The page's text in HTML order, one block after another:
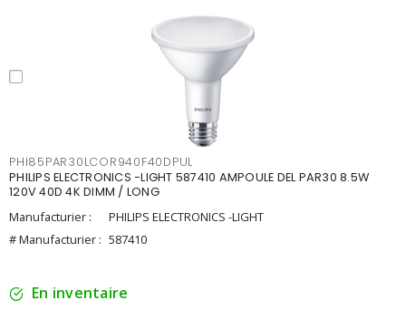
PHI85PAR30LCOR940F40DPUL
PHILIPS ELECTRONICS -LIGHT 587410 AMPOULE DEL PAR30 8.5W
120V 40D 4K DIMM / LONG
Manufacturier :
PHILIPS ELECTRONICS -LIGHT
# Manufacturier : 587410
En inventaire